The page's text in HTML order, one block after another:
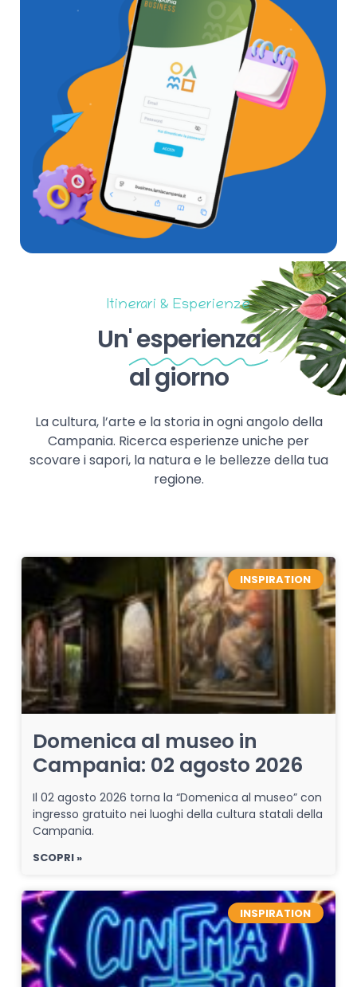
Itinerari & Esperienze
Un'esperienza
al giorno
La cultura, l’arte e la storia in ogni angolo della
Campania. Ricerca esperienze uniche per
scovare i sapori, la natura e le bellezze della tua
regione.
INSPIRATION
Domenica al museo in
Campania: 02 agosto 2026
Il 02 agosto 2026 torna la “Domenica al museo” con
ingresso gratuito nei luoghi della cultura statali della
Campania.
SCOPRI »
INSPIRATION